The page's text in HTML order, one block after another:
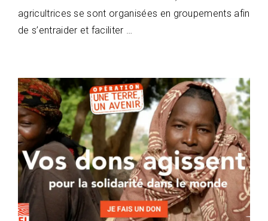
agricultrices se sont organisées en groupements afin
de s’entraider et faciliter …